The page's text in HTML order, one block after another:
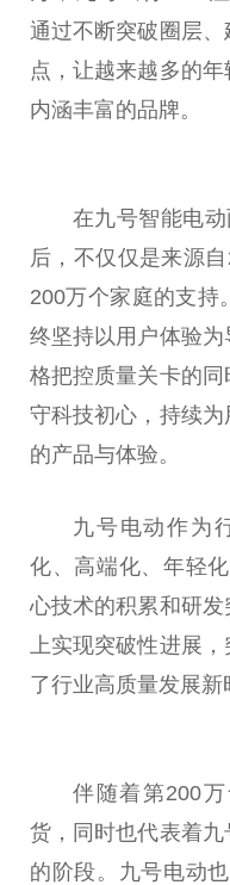
通过不断突破圈层
点，让越来越多的
内涵丰富的品牌。
在九号智能电
后，不仅仅是来源
200万个家庭的支持
终坚持以用户体验
格把控质量关卡的
守科技初心，持续
的产品与体验。
九号电动作为
化、高端化、年轻
心技术的积累和研
上实现突破性进展，
了行业高质量发展新
伴随着第200
货，同时也代表着
的阶段。九号电动